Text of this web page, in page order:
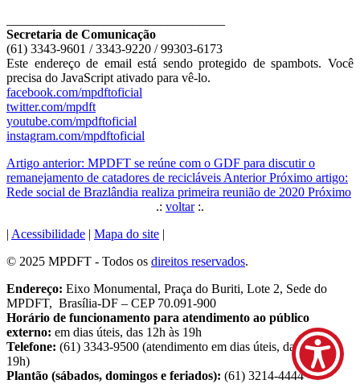
Secretaria de Comunicação
(61) 3343-9601 / 3343-9220 / 99303-6173
Este endereço de email está sendo protegido de spambots. Você
precisa do JavaScript ativado para vê-lo.
facebook.com/mpdftoficial
twitter.com/mpdft
youtube.com/mpdftoficial
instagram.com/mpdftoficial
Artigo anterior: MPDFT se reúne com o GDF para discutir o
remanejamento de catadores de recicláveis Anterior Próximo artigo:
Rede social de Brazlândia realiza primeira reunião de 2020 Próximo
.: voltar:.
| Acessibilidade | Mapa do site |
© 2025 MPDFT - Todos os direitos reservados.
Endereço: Eixo Monumental, Praça do Buriti, Lote 2, Sede do
MPDFT, Brasília-DF – CEP 70.091-900
Horário de funcionamento para atendimento ao público
externo: em dias úteis, das 12h às 19h
Telefone: (61) 3343-9500 (atendimento em dias úteis, das 9h às
19h)
Plantão (sábados, domingos e feriados): (61) 3214-4444